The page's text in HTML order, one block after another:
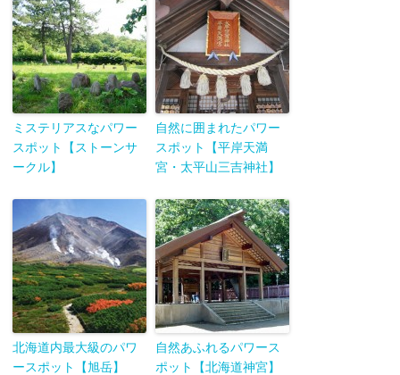
ミステリアスなパワー
スポット【ストーンサ
ークル】
自然に囲まれたパワー
スポット【平岸天満
宮・太平山三吉神社】
北海道内最大級のパワ
ースポット【旭岳】
自然あふれるパワース
ポット【北海道神宮】